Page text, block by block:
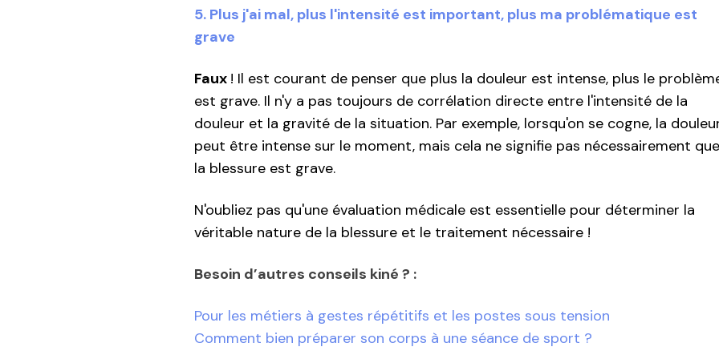
5. Plus j'ai mal, plus l'intensité est important, plus ma problématique est
grave
Faux ! Il est courant de penser que plus la douleur est intense, plus le
est grave. Il n'y a pas toujours de corrélation directe entre l'intensité de la
douleur et la gravité de la situation. Par exemple, lorsqu'on se cogne, la
peut être intense sur le moment, mais cela ne signifie pas nécessairement que
la blessure est grave.
N'oubliez pas qu'une évaluation médicale est essentielle pour déterminer la
véritable nature de la blessure et le traitement nécessaire !
Besoin d’autres conseils kiné ? :
Pour les métiers à gestes répétitifs et les postes sous tension
Comment bien préparer son corps à une séance de sport ?